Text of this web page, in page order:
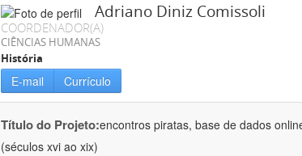
Adriano Diniz Comissoli
COORDENADOR(A)
CIÊNCIAS HUMANAS
História
E-mail Currículo
Título do Projeto:encontros piratas, base de dados
(séculos xvi ao xix)